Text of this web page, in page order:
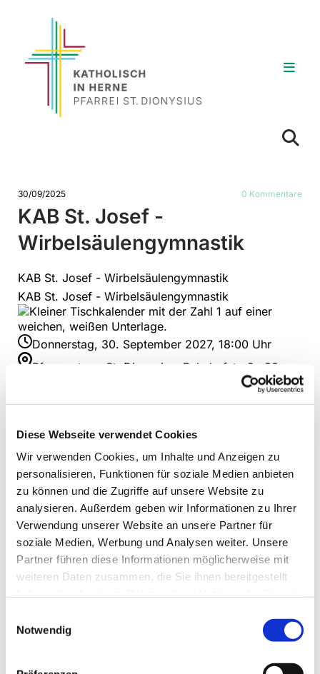
Diese Webseite verwendet Cookies
Wir verwenden Cookies, um Inhalte und Anzeigen zu
personalisieren, Funktionen für soziale Medien anbieten
zu können und die Zugriffe auf unsere Website zu
analysieren. Außerdem geben wir Informationen zu Ihrer
Verwendung unserer Website an unsere Partner für
soziale Medien, Werbung und Analysen weiter. Unsere
Partner führen diese Informationen möglicherweise mit
weiteren Daten zusammen, die Sie ihnen bereitgestellt
Notwendig
30/09/2025 0 Kommentare
KAB St. Josef -
Wirbelsäulengymnastik
KAB St. Josef - Wirbelsäulengymnastik
KAB St. Josef - Wirbelsäulengymnastik
Donnerstag, 30. September 2027, 18:00 Uhr
Pfarrzentrum St. Dionysius, Bahnhofstraße 38,